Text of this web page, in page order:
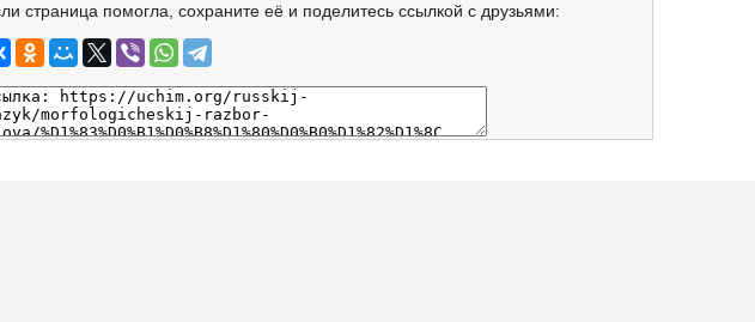
страница помогла, сохраните её и поделитесь ссылкой с друзьями: